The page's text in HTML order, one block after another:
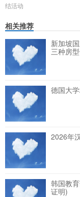
结活动
相关推荐
新加坡
三种房
德国大
2026年
韩国教
证明)